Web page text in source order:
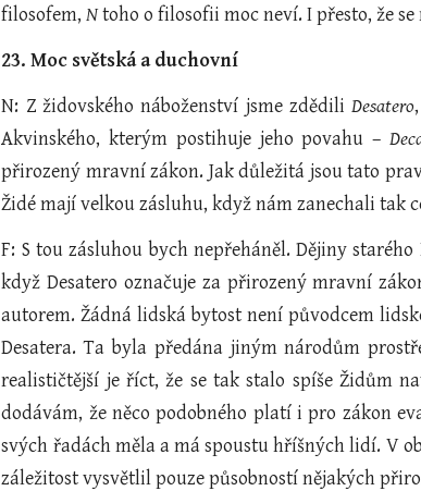
filosofem, N toho o filosofii moc neví. I přesto, že
23. Moc světská a duchovní
N: Z židovského náboženství jsme zdědiliDesatero
Akvinského, kterým postihuje jeho povahu –
přirozený mravní zákon. Jak důležitá jsou tato
Židé mají velkou zásluhu, když nám zanechali tak
F: S tou zásluhou bych nepřeháněl. Dějiny
když Desatero označuje za přirozený mravní
autorem. Žádná lidská bytost není původcem
Desatera. Ta byla předána jiným národům
realističtější je říct, že se tak stalo spíše Židům
dodávám, že něco podobného platí i pro zákon
svých řadách měla a má spoustu hříšných lidí. V
záležitost vysvětlil pouze působností nějakých